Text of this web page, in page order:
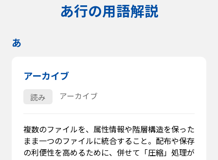
あ行の用語解説
あ
アーカイブ
読み アーカイブ
複数のファイルを、属性情報や階層構造を保った
まま一つのファイルに統合すること。配布や保存
の利便性を高めるために、併せて「圧縮」処理が